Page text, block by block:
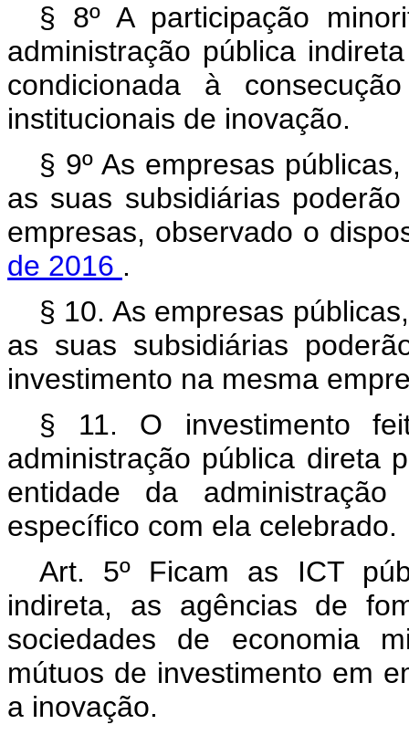
§ 8º A participação
administração pública
condicionada à
institucionais de inovação.
§ 9º As empresas
as suas subsidiárias
empresas, observado o
de 2016 .
§ 10. As empresas
as suas subsidiárias
investimento na mesma
§ 11. O investimento
administração pública direta
entidade da
específico com ela celebrado.
Art. 5º Ficam as ICT
indireta, as agências de
sociedades de economia
mútuos de investimento em
a inovação.